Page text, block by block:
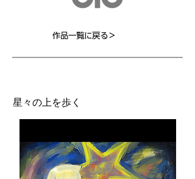
作品一覧に戻る＞
星々の上を歩く